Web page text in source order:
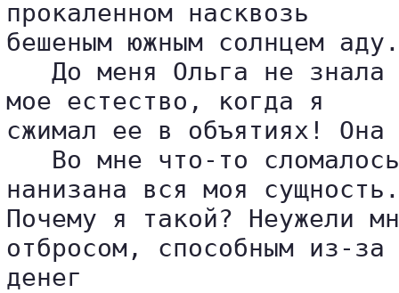
прокаленном насквозь
бешеным южным солнцем
До меня Ольга не
мое естество, когда я
сжимал ее в объятиях!
Во мне что-то
нанизана вся моя
Почему я такой? Неужели
отбросом, способным из-за
денег